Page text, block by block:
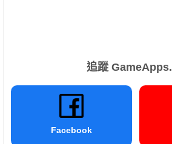
追蹤
Facebook